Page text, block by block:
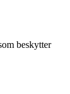
beskytter